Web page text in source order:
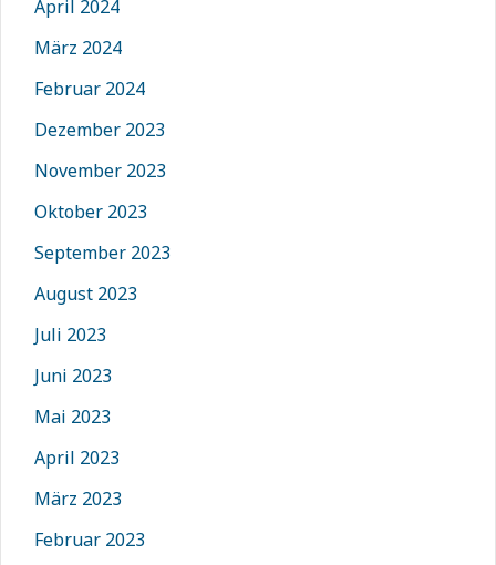
April 2024
März 2024
Februar 2024
Dezember 2023
November 2023
Oktober 2023
September 2023
August 2023
Juli 2023
Juni 2023
Mai 2023
April 2023
März 2023
Februar 2023